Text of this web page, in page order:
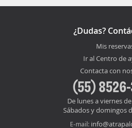
¿Dudas?
Mis
Ir al Centro de
Contacta con
(55)
De lunes a viernes
Sábados y domingos
E-mail: